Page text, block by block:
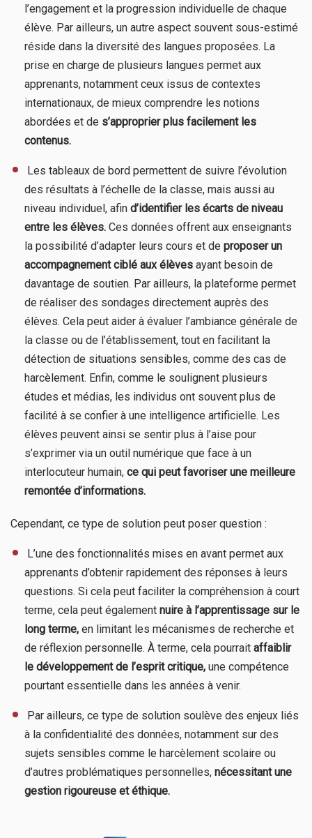
l’engagement et la progression individuelle de chaque
élève. Par ailleurs, un autre aspect souvent sous-estimé
réside dans la diversité des langues proposées. La
prise en charge de plusieurs langues permet aux
apprenants, notamment ceux issus de contextes
internationaux, de mieux comprendre les notions
abordées et de s’approprier plus facilement les
contenus.
​ Les tableaux de bord permettent de suivre l’évolution
des résultats à l’échelle de la classe, mais aussi au
niveau individuel, afin d’identifier les écarts de niveau
entre les élèves. Ces données offrent aux enseignants
la possibilité d’adapter leurs cours et de proposer un
accompagnement ciblé aux élèves ayant besoin de
davantage de soutien. Par ailleurs, la plateforme permet
de réaliser des sondages directement auprès des
élèves. Cela peut aider à évaluer l’ambiance générale de
la classe ou de l’établissement, tout en facilitant la
détection de situations sensibles, comme des cas de
harcèlement. Enfin, comme le soulignent plusieurs
études et médias, les individus ont souvent plus de
facilité à se confier à une intelligence artificielle. Les
élèves peuvent ainsi se sentir plus à l’aise pour
s’exprimer via un outil numérique que face à un
interlocuteur humain, ce qui peut favoriser une meilleure
remontée d’informations.
Cependant, ce type de solution peut poser question :
​ L’une des fonctionnalités mises en avant permet aux
apprenants d’obtenir rapidement des réponses à leurs
questions. Si cela peut faciliter la compréhension à court
terme, cela peut également nuire à l’apprentissage sur le
long terme, en limitant les mécanismes de recherche et
de réflexion personnelle. À terme, cela pourrait affaiblir
le développement de l’esprit critique, une compétence
pourtant essentielle dans les années à venir.
​ Par ailleurs, ce type de solution soulève des enjeux liés
à la confidentialité des données, notamment sur des
sujets sensibles comme le harcèlement scolaire ou
d’autres problématiques personnelles, nécessitant une
gestion rigoureuse et éthique.